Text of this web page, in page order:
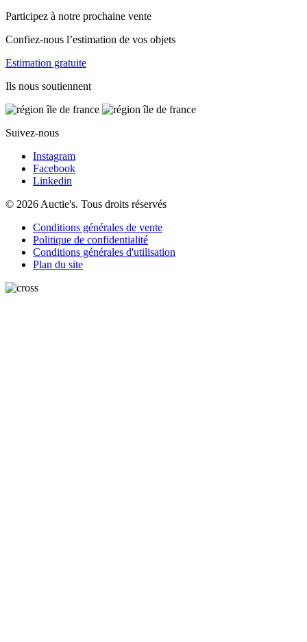
Participez à notre prochaine vente
Confiez-nous l’estimation de vos objets
Estimation gratuite
Ils nous soutiennent
Suivez-nous
Instagram
Facebook
Linkedin
© 2026 Auctie's. Tous droits réservés
Conditions générales de vente
Politique de confidentialité
Conditions générales d'utilisation
Plan du site